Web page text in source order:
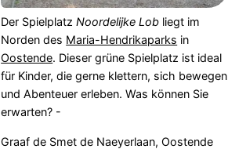
Der SpielplatzNoordelijke Lob liegt im
Norden des Maria-Hendrikaparks in
Oostende. Dieser grüne Spielplatz ist ideal
für Kinder, die gerne klettern, sich bewegen
und Abenteuer erleben. Was können Sie
erwarten? -
Graaf de Smet de Naeyerlaan, Oostende